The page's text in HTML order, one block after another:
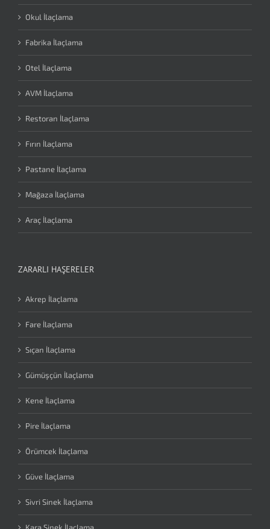
Okul İlaçlama
Fabrika İlaçlama
Otel İlaçlama
AVM İlaçlama
Restoran İlaçlama
Fırın İlaçlama
Pastane İlaçlama
Mağaza İlaçlama
Araç İlaçlama
ZARARLI HAŞERELER
Akrep İlaçlama
Fare İlaçlama
Sıçan İlaçlama
Gümüşçün İlaçlama
Kene İlaçlama
Pire İlaçlama
Örümcek İlaçlama
Güve İlaçlama
Sivri Sinek İlaçlama